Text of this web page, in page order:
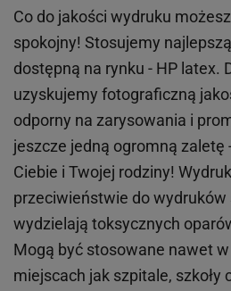
Co do jakości wydruku
spokojny! Stosujemy
dostępną na rynku - HP latex.
uzyskujemy fotograficzną
odporny na zarysowania i
jeszcze jedną ogromną zaletę
Ciebie i Twojej rodziny!
przeciwieństwie do wydruków
wydzielają toksycznych
Mogą być stosowane nawet
miejscach jak szpitale, szkoły